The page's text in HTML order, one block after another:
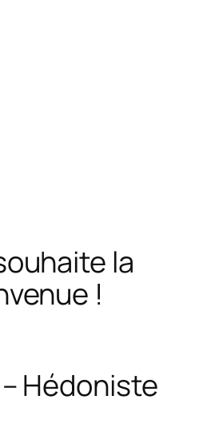
la
!
Hédoniste